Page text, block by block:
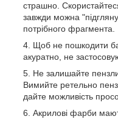
страшно.
завжди можна
потрібного фрагмента.
Щоб не пошкодити
акуратно, не
Не залишайте
Вимийте ретельно
дайте можливість
Акрилові фарби